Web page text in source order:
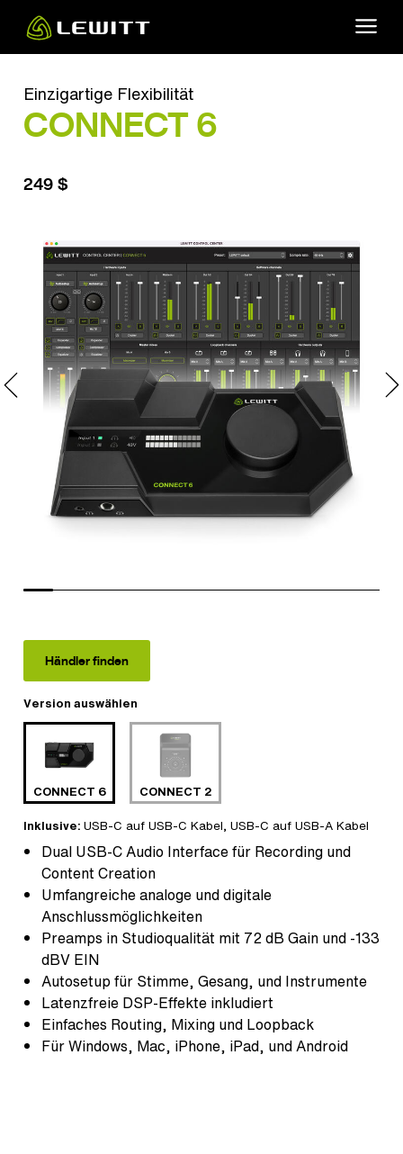
main
Einzigartige Flexibilität
CONNECT 6
Dual USB-C Audio Interface für Recording und
Content Creation
Umfangreiche analoge und digitale
Anschlussmöglichkeiten
Preamps in Studioqualität mit 72 dB Gain und -133
dBV EIN
Autosetup für Stimme, Gesang, und Instrumente
Latenzfreie DSP-Effekte inkludiert
Einfaches Routing, Mixing und Loopback
Für Windows, Mac, iPhone, iPad, und Android
Inklusive: USB-C auf USB-C Kabel, USB-C auf USB-A Kabel
249 $
Version auswählen
CONNECT 6 CONNECT 2
Händler finden